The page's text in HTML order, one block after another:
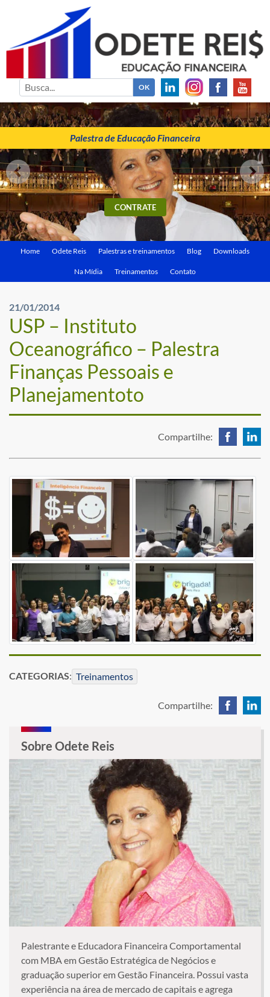
ODETE REIS
Palestrante de Educação Financeira
Palestra de Educação Financeira
CONTRATE
Home Odete Reis Palestras e treinamentos Blog Downloads
Na Mídia Treinamentos Contato
21/01/2014
USP – Instituto
Oceanográfico – Palestra
Finanças Pessoais e
Planejamentoto
Compartilhe:
CATEGORIAS: Treinamentos
Compartilhe:
Sobre Odete Reis
Palestrante e Educadora Financeira Comportamental
com MBA em Gestão Estratégica de Negócios e
graduação superior em Gestão Financeira. Possui vasta
experiência na área de mercado de capitais e agrega